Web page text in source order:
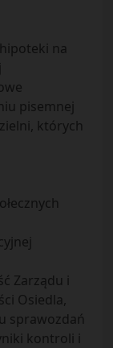
na
pisemnej
których
Zarządu i
Osiedla,
sprawozdań
kontroli i